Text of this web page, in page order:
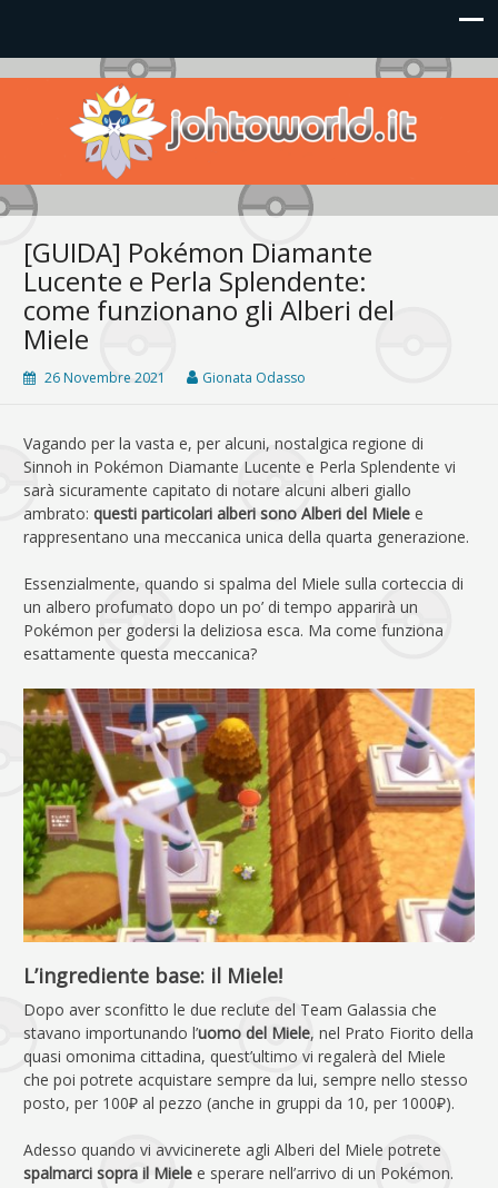
Johto World
Le novità più frizzanti dall'universo Pokémon e Nintendo
[GUIDA] Pokémon Diamante
Lucente e Perla Splendente:
come funzionano gli Alberi del
Miele
26 Novembre 2021 Gionata Odasso
Vagando per la vasta e, per alcuni, nostalgica regione di
Sinnoh in Pokémon Diamante Lucente e Perla Splendente vi
sarà sicuramente capitato di notare alcuni alberi giallo
ambrato: questi particolari alberi sono Alberi del Miele e
rappresentano una meccanica unica della quarta generazione.
Essenzialmente, quando si spalma del Miele sulla corteccia di
un albero profumato dopo un po’ di tempo apparirà un
Pokémon per godersi la deliziosa esca. Ma come funziona
esattamente questa meccanica?
L’ingrediente base: il Miele!
Dopo aver sconfitto le due reclute del Team Galassia che
stavano importunando l’uomo del Miele, nel Prato Fiorito della
quasi omonima cittadina, quest’ultimo vi regalerà del Miele
che poi potrete acquistare sempre da lui, sempre nello stesso
posto, per 100₽ al pezzo (anche in gruppi da 10, per 1000₽).
Adesso quando vi avvicinerete agli Alberi del Miele potrete
spalmarci sopra il Miele e sperare nell’arrivo di un Pokémon.